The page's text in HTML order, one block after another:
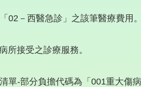
02－西醫急診」之該筆醫療費用。
所接受之診療服務。
單-部分負擔代碼為「001重大傷